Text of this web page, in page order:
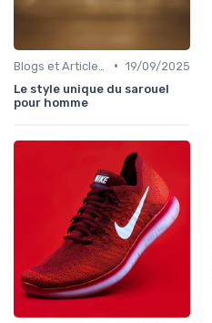
• 19/09/2025
Le style unique du sarouel
pour homme